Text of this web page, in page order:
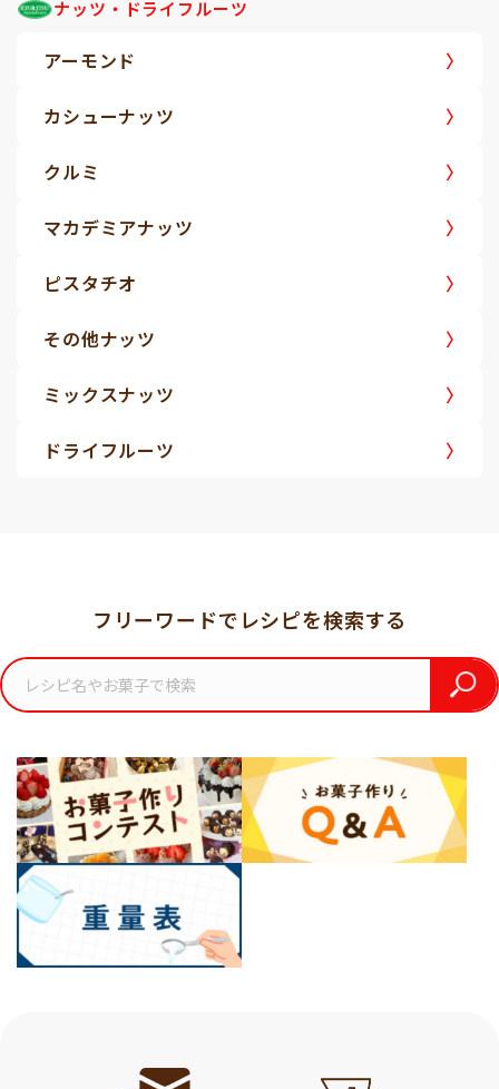
ナッツ・ドライフルーツ
アーモンド
カシューナッツ
クルミ
マカデミアナッツ
ピスタチオ
その他ナッツ
ミックスナッツ
ドライフルーツ
フリーワードでレシピを検索する